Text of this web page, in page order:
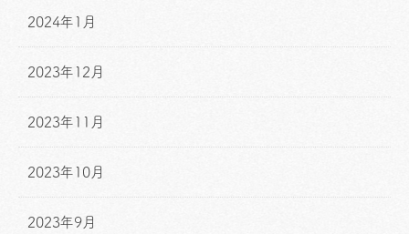
2024年1月
2023年12月
2023年11月
2023年10月
2023年9月